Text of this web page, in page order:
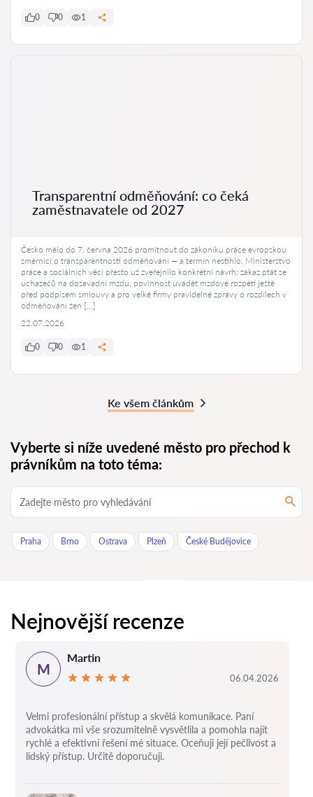
0 0 1
Transparentní odměňování: co čeká
zaměstnavatele od 2027
Česko mělo do 7. června 2026 promítnout do zákoníku práce evropskou
směrnici o transparentnosti odměňování — a termín nestihlo. Ministerstvo
práce a sociálních věcí přesto už zveřejnilo konkrétní návrh: zákaz ptát se
uchazečů na dosavadní mzdu, povinnost uvádět mzdové rozpětí ještě
před podpisem smlouvy a pro velké firmy pravidelné zprávy o rozdílech v
odměňování žen […]
22.07.2026
0 0 1
Ke všem článkům
Vyberte si níže uvedené město pro přechod k
právníkům na toto téma:
Praha Brno Ostrava Plzeň České Budějovice
Nejnovější recenze
M
Martin
06.04.2026
Velmi profesionální přístup a skvělá komunikace. Paní
advokátka mi vše srozumitelně vysvětlila a pomohla najít
rychlé a efektivní řešení mé situace. Oceňuji její pečlivost a
lidský přístup. Určitě doporučuji.